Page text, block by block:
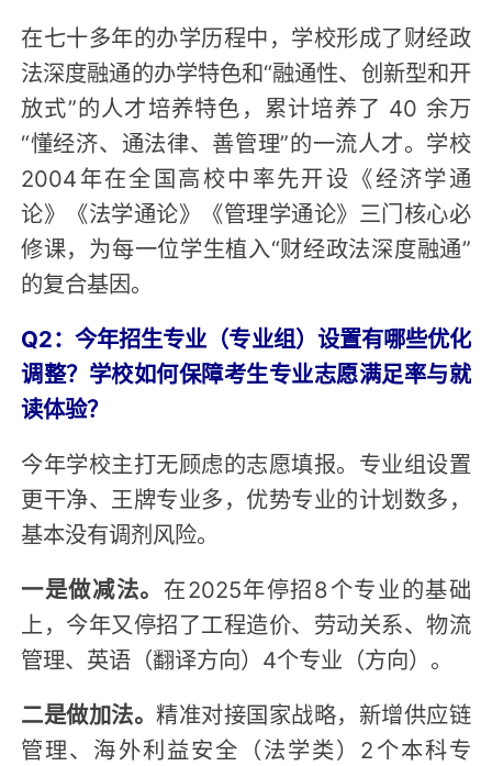
在七十多年的办学历程中，学校形成了财经政
法深度融通的办学特色和“融通性、创新型和开
放式”的人才培养特色，累计培养了 40 余万
“懂经济、通法律、善管理”的一流人才。学校
2004年在全国高校中率先开设《经济学通
论》《法学通论》《管理学通论》三门核心必
修课，为每一位学生植入“财经政法深度融通”
的复合基因。
Q2：今年招生专业（专业组）设置有哪些优化
调整？学校如何保障考生专业志愿满足率与就
读体验？
今年学校主打无顾虑的志愿填报。专业组设置
更干净、王牌专业多，优势专业的计划数多，
基本没有调剂风险。
一是做减法。 在2025年停招8个专业的基础
上，今年又停招了工程造价、劳动关系、物流
管理、英语（翻译方向）4个专业（方向）。
二是做加法。精准对接国家战略，新增供应链
管理、海外利益安全（法学类）2个本科专